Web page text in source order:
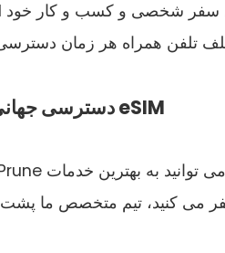
دسترسی جهانی به خدمات eSIM